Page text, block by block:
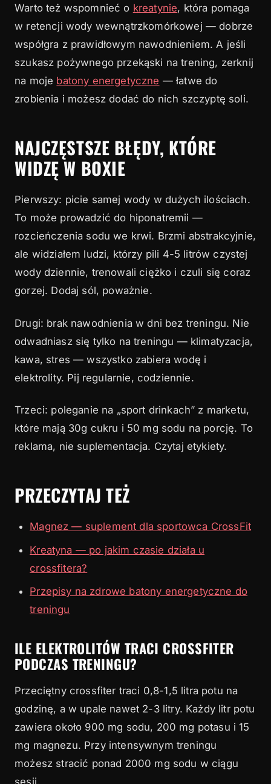
Warto też wspomnieć o kreatynie, która pomaga
w retencji wody wewnątrzkomórkowej — dobrze
współgra z prawidłowym nawodnieniem. A jeśli
szukasz pożywnego przekąski na trening, zerknij
na moje batony energetyczne — łatwe do
zrobienia i możesz dodać do nich szczyptę soli.
NAJCZĘSTSZE BŁĘDY, KTÓRE
WIDZĘ W BOXIE
Pierwszy: picie samej wody w dużych ilościach.
To może prowadzić do hiponatremii —
rozcieńczenia sodu we krwi. Brzmi abstrakcyjnie,
ale widziałem ludzi, którzy pili 4-5 litrów czystej
wody dziennie, trenowali ciężko i czuli się coraz
gorzej. Dodaj sól, poważnie.
Drugi: brak nawodnienia w dni bez treningu. Nie
odwadniasz się tylko na treningu — klimatyzacja,
kawa, stres — wszystko zabiera wodę i
elektrolity. Pij regularnie, codziennie.
Trzeci: poleganie na „sport drinkach” z marketu,
które mają 30g cukru i 50 mg sodu na porcję. To
reklama, nie suplementacja. Czytaj etykiety.
PRZECZYTAJ TEŻ
Magnez — suplement dla sportowca CrossFit
Kreatyna — po jakim czasie działa u
crossfitera?
Przepisy na zdrowe batony energetyczne do
treningu
ILE ELEKTROLITÓW TRACI CROSSFITER
PODCZAS TRENINGU?
Przeciętny crossfiter traci 0,8-1,5 litra potu na
godzinę, a w upale nawet 2-3 litry. Każdy litr potu
zawiera około 900 mg sodu, 200 mg potasu i 15
mg magnezu. Przy intensywnym treningu
możesz stracić ponad 2000 mg sodu w ciągu